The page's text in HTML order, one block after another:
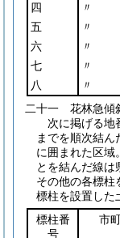
四
〃
五
〃
六
〃
七
〃
八
〃
二十一 花林急傾
次に掲げる地
までを順次結
に囲まれた区域
とを結んだ線は
その他の各標柱
標柱を設置した
標柱番
号
市